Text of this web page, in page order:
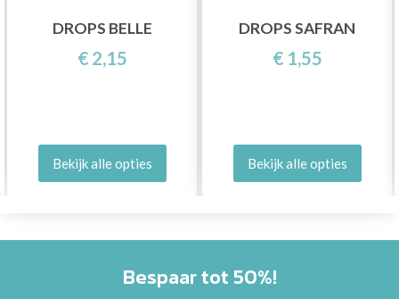
DROPS BELLE
€ 2,15
Bekijk alle opties
DROPS SAFRAN
€ 1,55
Bekijk alle opties
Bespaar tot 50%!